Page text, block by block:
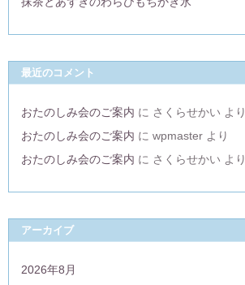
最近のコメント
おたのしみ会のご案内 に さくらせかい より
おたのしみ会のご案内 に wpmaster より
おたのしみ会のご案内 に さくらせかい より
アーカイブ
2026年8月